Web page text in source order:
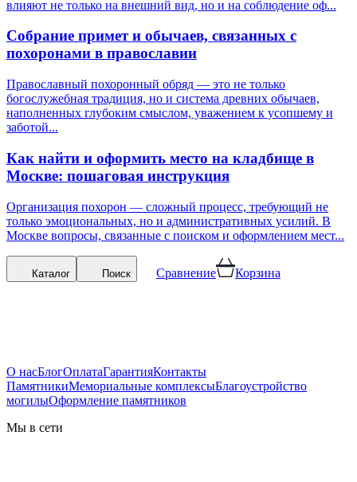
влияют не только на внешний вид, но и на соблюдение оф...
Собрание примет и обычаев, связанных с
похоронами в православии
Православный похоронный обряд — это не только
богослужебная традиция, но и система древних обычаев,
наполненных глубоким смыслом, уважением к усопшему и
заботой...
Как найти и оформить место на кладбище в
Москве: пошаговая инструкция
Организация похорон — сложный процесс, требующий не
только эмоциональных, но и административных усилий. В
Москве вопросы, связанные с поиском и оформлением мест...
Каталог Поиск Сравнение Корзина
О насБлогОплатаГарантияКонтакты
ПамятникиМемориальные комплексыБлагоустройство
могилыОформление памятников
Мы в сети